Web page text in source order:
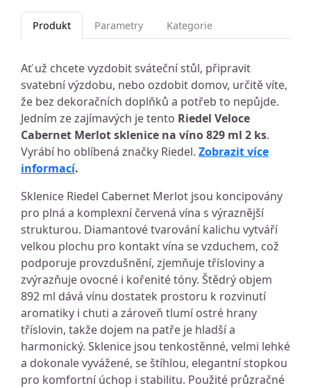
Produkt Parametry Kategorie
Ať už chcete vyzdobit sváteční stůl, připravit
svatební výzdobu, nebo ozdobit domov, určitě víte,
že bez dekoračních doplňků a potřeb to nepůjde.
Jedním ze zajímavých je tento Riedel Veloce
Cabernet Merlot sklenice na víno 829 ml 2 ks.
Vyrábí ho oblíbená značky Riedel. Zobrazit více
informací.
Sklenice Riedel Cabernet Merlot jsou koncipovány
pro plná a komplexní červená vína s výraznější
strukturou. Diamantové tvarování kalichu vytváří
velkou plochu pro kontakt vína se vzduchem, což
podporuje provzdušnění, zjemňuje třísloviny a
zvýrazňuje ovocné i kořenité tóny. Štědrý objem
892 ml dává vínu dostatek prostoru k rozvinutí
aromatiky i chuti a zároveň tlumí ostré hrany
tříslovin, takže dojem na patře je hladší a
harmonický. Sklenice jsou tenkostěnné, velmi lehké
a dokonale vyvážené, se štíhlou, elegantní stopkou
pro komfortní úchop i stabilitu. Použité průzračné